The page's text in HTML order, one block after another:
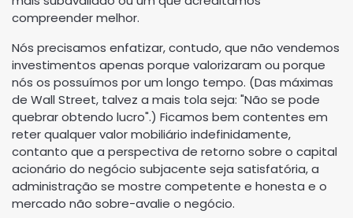
compreender melhor.
Nós precisamos enfatizar, contudo, que não vendemos
investimentos apenas porque valorizaram ou porque
nós os possuímos por um longo tempo. (Das máximas
de Wall Street, talvez a mais tola seja: "Não se pode
quebrar obtendo lucro".) Ficamos bem contentes em
reter qualquer valor mobiliário indefinidamente,
contanto que a perspectiva de retorno sobre o capital
acionário do negócio subjacente seja satisfatória, a
administração se mostre competente e honesta e o
mercado não sobre-avalie o negócio.